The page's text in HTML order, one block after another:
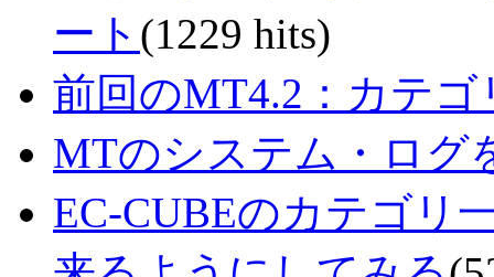
ート (1229 hits)
前回のMT4.2：カテ
MTのシステム・ログ
EC-CUBEのカテゴリ